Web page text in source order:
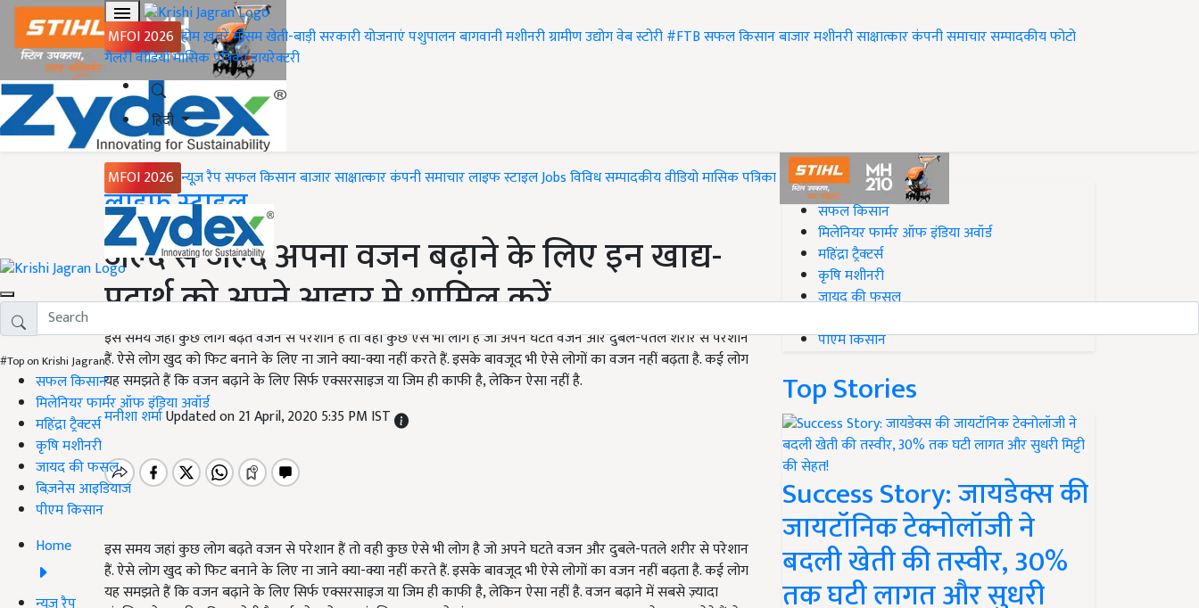
MFOI 2026 होमख़बरेंमौसमखेती-बाड़ीसरकारी योजनाएंपशुपालनबागवानीमशीनरीग्रामीण उद्योगवेब स्टोरी#FTBसफल किसानबाजारमशीनरीसाक्षात्कारकंपनी समाचारसम्पादकीयफोटो
गैलरीवीडियोमासिक पत्रिकाडायरेक्टरी
हिंदी
MFOI 2026 न्यूज़ रैपसफल किसानबाजारसाक्षात्कारकंपनी समाचारलाइफ स्टाइलJobsविविधसम्पादकीयवीडियोमासिक पत्रिका
#Top on Krishi Jagran
सफल किसान
मिलेनियर फार्मर ऑफ इंडिया अवॉर्ड
महिंद्रा ट्रैक्टर्स
कृषि मशीनरी
जायद की फसल
बिज़नेस आइडियाज
पीएम किसान
Home
Home
लाइफ स्टाइल
जल्द से जल्द अपना वजन बढ़ाने के लिए इन खाद्य-
पदार्थ को अपने आहार मे शामिल करें
इस समय जहां कुछ लोग बढ़ते वजन से परेशान हैं तो वही कुछ ऐसे भी लोग है जो अपने घटते वजन और दुबले-पतले शरीर से परेशान
हैं. ऐसे लोग खुद को फिट बनाने के लिए ना जाने क्या-क्या नहीं करते हैं. इसके बावजूद भी ऐसे लोगों का वजन नहीं बढ़ता है. कई लोग
यह समझते हैं कि वजन बढ़ाने के लिए सिर्फ एक्सरसाइज या जिम ही काफी है, लेकिन ऐसा नहीं है.
मनीशा शर्माUpdated on 21 April, 2020 5:35 PM IST
इस समय जहां कुछ लोग बढ़ते वजन से परेशान हैं तो वही कुछ ऐसे भी लोग है जो अपने घटते वजन और दुबले-पतले शरीर से परेशान
हैं. ऐसे लोग खुद को फिट बनाने के लिए ना जाने क्या-क्या नहीं करते हैं. इसके बावजूद भी ऐसे लोगों का वजन नहीं बढ़ता है. कई लोग
यह समझते हैं कि वजन बढ़ाने के लिए सिर्फ एक्सरसाइज या जिम ही काफी है, लेकिन ऐसा नहीं है. वजन बढ़ाने में सबसे ज़्यादा
#Top on Krishi Jagran
सफल किसान
मिलेनियर फार्मर ऑफ इंडिया अवॉर्ड
महिंद्रा ट्रैक्टर्स
कृषि मशीनरी
जायद की फसल
पीएम किसान
Top Stories
Success Story: जायडेक्स की
जायटॉनिक टेक्नोलॉजी ने
बदली खेती की तस्वीर, 30%
तक घटी लागत और सुधरी